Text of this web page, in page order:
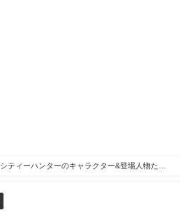
シティーハンターのキャラクター&登場人物たち